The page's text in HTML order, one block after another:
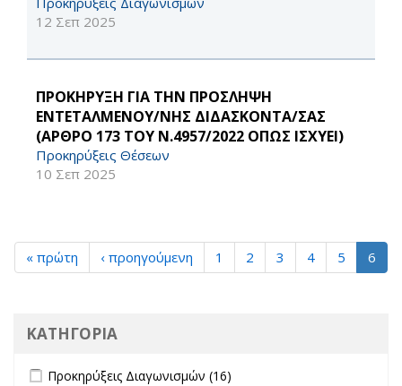
12 Σεπ 2025
ΠΡΟΚΗΡΥΞΗ ΓΙΑ ΤΗΝ ΠΡΟΣΛΗΨΗ
ΕΝΤΕΤΑΛΜΕΝΟΥ/ΝΗΣ ΔΙΔΑΣΚΟΝΤΑ/ΣΑΣ
(ΑΡΘΡΟ 173 ΤΟΥ Ν.4957/2022 ΟΠΩΣ ΙΣΧΥΕΙ)
Προκηρύξεις Θέσεων
10 Σεπ 2025
« πρώτη ‹ προηγούμενη 1 2 3 4 5 6
ΚΑΤΗΓΟΡΙΑ
Apply Προκηρύξεις Διαγωνισμών filter
Προκηρύξεις Διαγωνισμών (16)